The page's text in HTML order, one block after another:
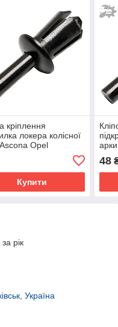
кріплення
локера колісної
Opel
Купити
48
рік
Україна